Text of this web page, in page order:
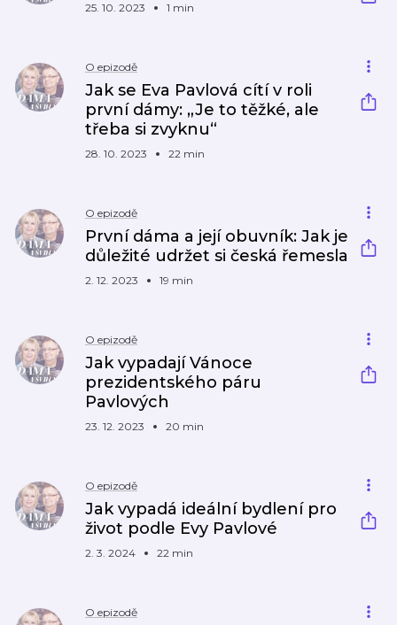
25. 10. 2023 1 min
O epizodě
Jak se Eva Pavlová cítí v roli
první dámy: „Je to těžké, ale
třeba si zvyknu“
28. 10. 2023 22 min
O epizodě
První dáma a její obuvník: Jak je
důležité udržet si česká řemesla
2. 12. 2023 19 min
O epizodě
Jak vypadají Vánoce
prezidentského páru
Pavlových
23. 12. 2023 20 min
O epizodě
Jak vypadá ideální bydlení pro
život podle Evy Pavlové
2. 3. 2024 22 min
O epizodě